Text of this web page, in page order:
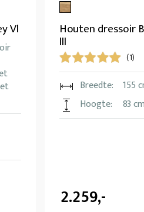
Vl Houten dressoir
lll
(1)
Breedte:
155
Hoogte:
83 cm
2.259,-